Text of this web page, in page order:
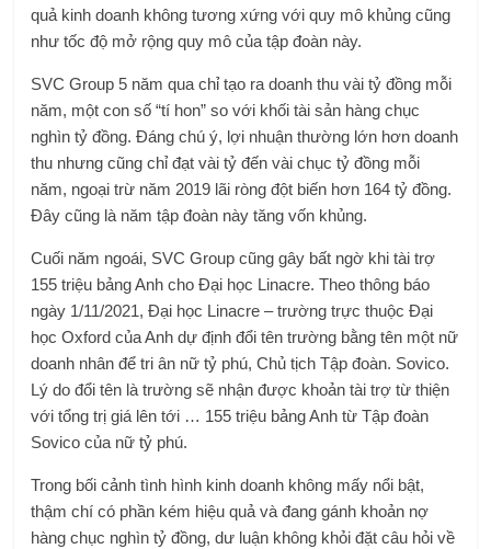
quả kinh doanh không tương xứng với quy mô khủng cũng
như tốc độ mở rộng quy mô của tập đoàn này.
SVC Group 5 năm qua chỉ tạo ra doanh thu vài tỷ đồng mỗi
năm, một con số “tí hon” so với khối tài sản hàng chục
nghìn tỷ đồng. Đáng chú ý, lợi nhuận thường lớn hơn doanh
thu nhưng cũng chỉ đạt vài tỷ đến vài chục tỷ đồng mỗi
năm, ngoại trừ năm 2019 lãi ròng đột biến hơn 164 tỷ đồng.
Đây cũng là năm tập đoàn này tăng vốn khủng.
Cuối năm ngoái, SVC Group cũng gây bất ngờ khi tài trợ
155 triệu bảng Anh cho Đại học Linacre. Theo thông báo
ngày 1/11/2021, Đại học Linacre – trường trực thuộc Đại
học Oxford của Anh dự định đổi tên trường bằng tên một nữ
doanh nhân để tri ân nữ tỷ phú, Chủ tịch Tập đoàn. Sovico.
Lý do đổi tên là trường sẽ nhận được khoản tài trợ từ thiện
với tổng trị giá lên tới … 155 triệu bảng Anh từ Tập đoàn
Sovico của nữ tỷ phú.
Trong bối cảnh tình hình kinh doanh không mấy nổi bật,
thậm chí có phần kém hiệu quả và đang gánh khoản nợ
hàng chục nghìn tỷ đồng, dư luận không khỏi đặt câu hỏi về